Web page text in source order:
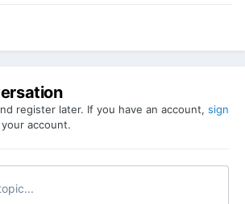
register later. If you have an account, sign
account.